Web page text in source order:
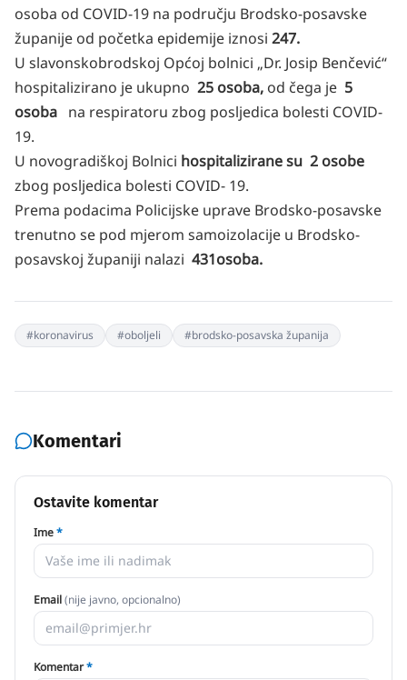
osoba od COVID-19 na području Brodsko-posavske
županije od početka epidemije iznosi 247.
U slavonskobrodskoj Općoj bolnici „Dr. Josip Benčević“
hospitalizirano je ukupno 25 osoba, od čega je 5
osoba na respiratoru zbog posljedica bolesti COVID-
19.
U novogradiškoj Bolnici hospitalizirane su 2 osobe
zbog posljedica bolesti COVID- 19.
Prema podacima Policijske uprave Brodsko-posavske
trenutno se pod mjerom samoizolacije u Brodsko-
posavskoj županiji nalazi 431osoba.
#koronavirus #oboljeli #brodsko-posavska županija
Komentari
Ostavite komentar
Ime*
Email(nije javno, opcionalno)
Komentar*